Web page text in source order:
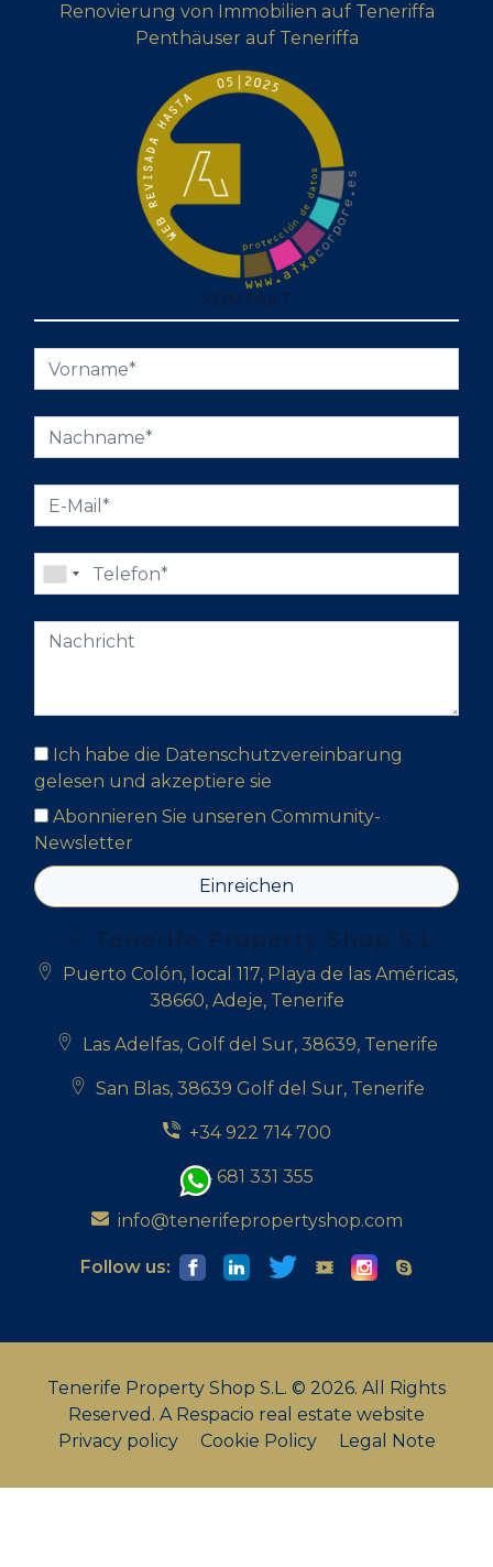
Renovierung von Immobilien auf Teneriffa
Penthäuser auf Teneriffa
Ich habe die Datenschutzvereinbarung
gelesen und akzeptiere sie
Abonnieren Sie unseren Community-
Newsletter
Einreichen
Puerto Colón, local 117, Playa de las Américas,
38660, Adeje, Tenerife
Las Adelfas, Golf del Sur, 38639, Tenerife
San Blas, 38639 Golf del Sur, Tenerife
+34 922 714 700
+34 681 331 355
info@tenerifepropertyshop.com
Follow us:
Tenerife Property Shop S.L. © 2026. All Rights
Reserved. A Respacio real estate website
Privacy policy
Cookie Policy Legal Note